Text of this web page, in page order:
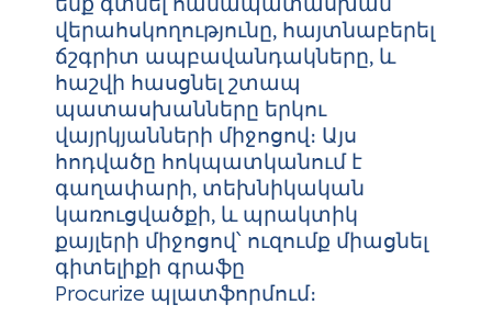
վերահսկողությունը, հայտնաբերել
ճշգրիտ ապբավանդակները, և
հաշվի հասցնել շտապ
պատասխանները երկու
վայրկյանների միջոցով։ Այս
հոդվածը հոկպատկանում է
գաղափարի, տեխնիկական
կառուցվածքի, և պրակտիկ
քայլերի միջոցով՝ ուզումք միացնել
գիտելիքի գրաֆը
Procurize պլատֆորմում։